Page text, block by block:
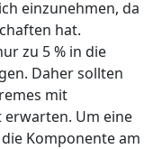
einzunehmen, da
hat.
zu 5 % in die
Daher sollten
mit
erwarten. Um eine
Komponente am